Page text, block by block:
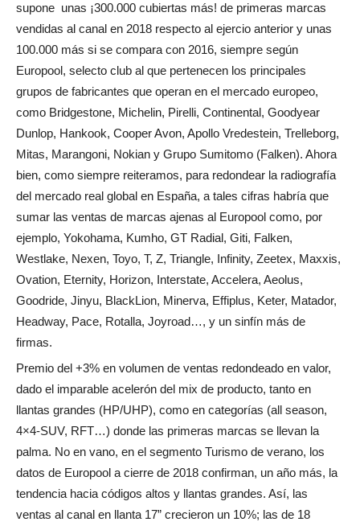
supone unas ¡300.000 cubiertas más! de primeras marcas
vendidas al canal en 2018 respecto al ejercio anterior y unas
100.000 más si se compara con 2016, siempre según
Europool, selecto club al que pertenecen los principales
grupos de fabricantes que operan en el mercado europeo,
como Bridgestone, Michelin, Pirelli, Continental, Goodyear
Dunlop, Hankook, Cooper Avon, Apollo Vredestein, Trelleborg,
Mitas, Marangoni, Nokian y Grupo Sumitomo (Falken). Ahora
bien, como siempre reiteramos, para redondear la radiografía
del mercado real global en España, a tales cifras habría que
sumar las ventas de marcas ajenas al Europool como, por
ejemplo, Yokohama, Kumho, GT Radial, Giti, Falken,
Westlake, Nexen, Toyo, T, Z, Triangle, Infinity, Zeetex, Maxxis,
Ovation, Eternity, Horizon, Interstate, Accelera, Aeolus,
Goodride, Jinyu, BlackLion, Minerva, Effiplus, Keter, Matador,
Headway, Pace, Rotalla, Joyroad…, y un sinfín más de
firmas.
Premio del +3% en volumen de ventas redondeado en valor,
dado el imparable acelerón del mix de producto, tanto en
llantas grandes (HP/UHP), como en categorías (all season,
4×4-SUV, RFT…) donde las primeras marcas se llevan la
palma. No en vano, en el segmento Turismo de verano, los
datos de Europool a cierre de 2018 confirman, un año más, la
tendencia hacia códigos altos y llantas grandes. Así, las
ventas al canal en llanta 17” crecieron un 10%; las de 18